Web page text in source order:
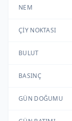
NEM
ÇIY NOKTASI
BULUT
BASINÇ
GÜN DOĞUMU